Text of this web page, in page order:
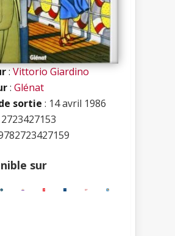
:Vittorio Giardino
: Glénat
sortie : 14 avril 1986
2723427153
sur